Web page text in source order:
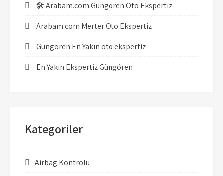
🛠️ Arabam.com Güngören Oto Ekspertiz
Arabam.com Merter Oto Ekspertiz
Güngören En Yakın oto ekspertiz
En Yakın Ekspertiz Güngören
Kategoriler
Airbag Kontrolü